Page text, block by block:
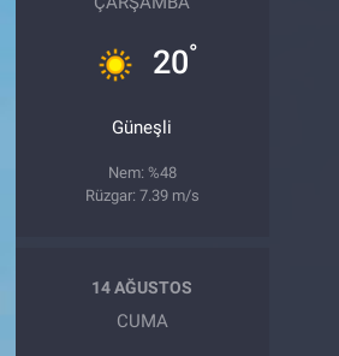
20°
Güneşli
Nem: %48
Rüzgar: 7.39 m/s
14 AĞUSTOS
CUMA